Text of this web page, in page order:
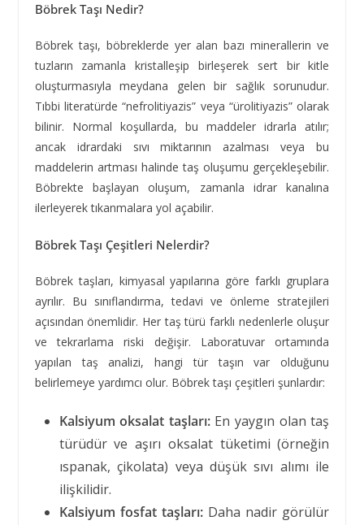
Böbrek Taşı Nedir?
Böbrek taşı, böbreklerde yer alan bazı minerallerin ve
tuzların zamanla kristalleşip birleşerek sert bir kitle
oluşturmasıyla meydana gelen bir sağlık sorunudur.
Tıbbi literatürde “nefrolitiyazis” veya “ürolitiyazis” olarak
bilinir. Normal koşullarda, bu maddeler idrarla atılır;
ancak idrardaki sıvı miktarının azalması veya bu
maddelerin artması halinde taş oluşumu gerçekleşebilir.
Böbrekte başlayan oluşum, zamanla idrar kanalına
ilerleyerek tıkanmalara yol açabilir.
Böbrek Taşı Çeşitleri Nelerdir?
Böbrek taşları, kimyasal yapılarına göre farklı gruplara
ayrılır. Bu sınıflandırma, tedavi ve önleme stratejileri
açısından önemlidir. Her taş türü farklı nedenlerle oluşur
ve tekrarlama riski değişir. Laboratuvar ortamında
yapılan taş analizi, hangi tür taşın var olduğunu
belirlemeye yardımcı olur. Böbrek taşı çeşitleri şunlardır:
Kalsiyum oksalat taşları:En yaygın olan taş
türüdür ve aşırı oksalat tüketimi (örneğin
ıspanak, çikolata) veya düşük sıvı alımı ile
ilişkilidir.
Kalsiyum fosfat taşları:Daha nadir görülür